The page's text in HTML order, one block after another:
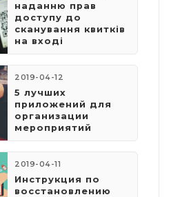
наданню прав
доступу до
сканування квитків
на вході
2019-04-12
5 лучших
приложений для
организации
мероприятий
2019-04-11
Инструкция по
восстановлению